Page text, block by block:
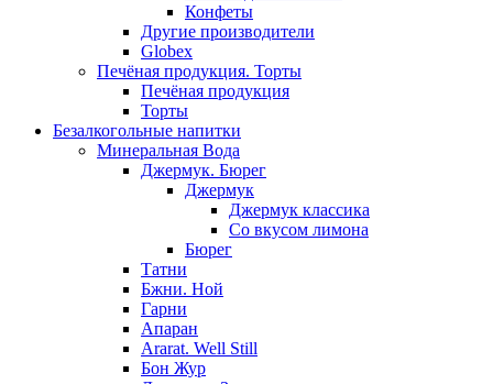
Конфеты
Другие производители
Globex
Печёная продукция. Торты
Печёная продукция
Торты
Безалкогольные напитки
Минеральная Вода
Джермук. Бюрег
Джермук
Джермук классика
Со вкусом лимона
Бюрег
Татни
Бжни. Ной
Гарни
Апаран
Ararat. Well Still
Бон Жур